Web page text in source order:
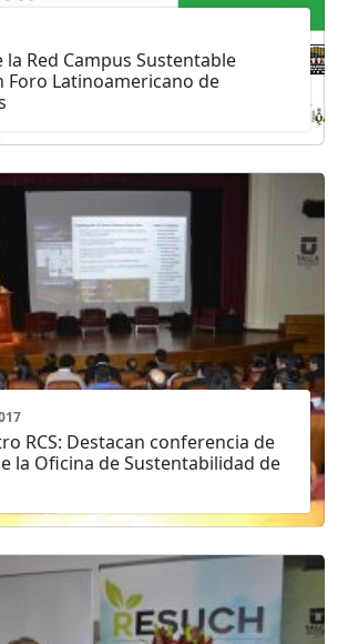
la Red Campus Sustentable
Foro Latinoamericano de
RCS: Destacan conferencia de
la Oficina de Sustentabilidad de